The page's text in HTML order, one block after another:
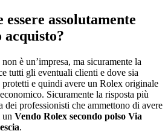
assolutamente
è un’impresa, ma sicuramente la
tutti gli eventuali clienti e dove sia
protetti e quindi avere un Rolex originale
Sicuramente la risposta più
professionisti che ammettono di avere
un Vendo Rolex secondo polso Via
.